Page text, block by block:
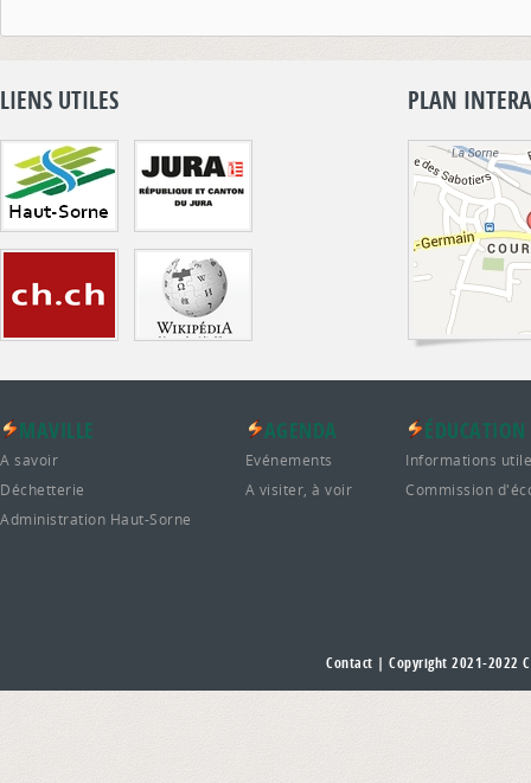
LIENS UTILES PLAN
MAVILLE
A savoir
Déchetterie
Administration Haut-Sorne
AGENDA
Evénements
A visiter, à voir
ÉDUCATION
Informations
Commission
Contact | Copyright 2021-2022